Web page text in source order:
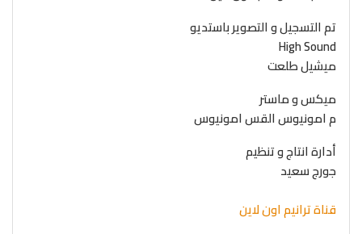
تم التسجيل و التصوير باستديو
High Sound
ميشيل طلعت
ميكس و ماستر
م امونيوس القس امونيوس
أدارة انتاج و تنظيم
جورج سعيد
قناة ترانيم اون لاين